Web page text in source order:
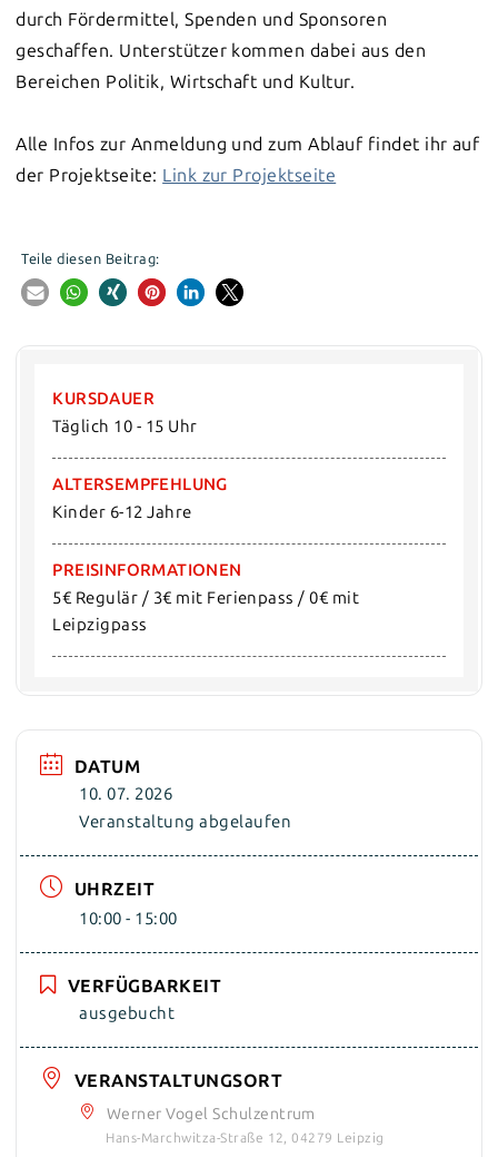
durch Fördermittel, Spenden und Sponsoren
geschaffen. Unterstützer kommen dabei aus den
Bereichen Politik, Wirtschaft und Kultur.
Alle Infos zur Anmeldung und zum Ablauf findet ihr auf
der Projektseite: Link zur Projektseite
Teile diesen Beitrag:
KURSDAUER
Täglich 10 - 15 Uhr
ALTERSEMPFEHLUNG
Kinder 6-12 Jahre
PREISINFORMATIONEN
5€ Regulär / 3€ mit Ferienpass / 0€ mit
Leipzigpass
DATUM
10. 07. 2026
Veranstaltung abgelaufen
UHRZEIT
10:00 - 15:00
VERFÜGBARKEIT
ausgebucht
VERANSTALTUNGSORT
Werner Vogel Schulzentrum
Hans-Marchwitza-Straße 12, 04279 Leipzig